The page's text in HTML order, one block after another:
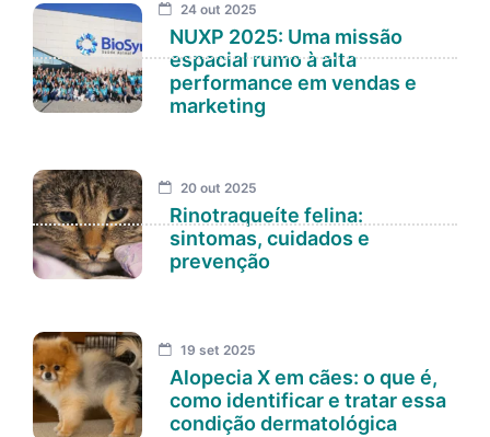
24 out 2025
NUXP 2025: Uma missão
espacial rumo à alta
performance em vendas e
marketing
20 out 2025
Rinotraqueíte felina:
sintomas, cuidados e
prevenção
19 set 2025
Alopecia X em cães: o que é,
como identificar e tratar essa
condição dermatológica